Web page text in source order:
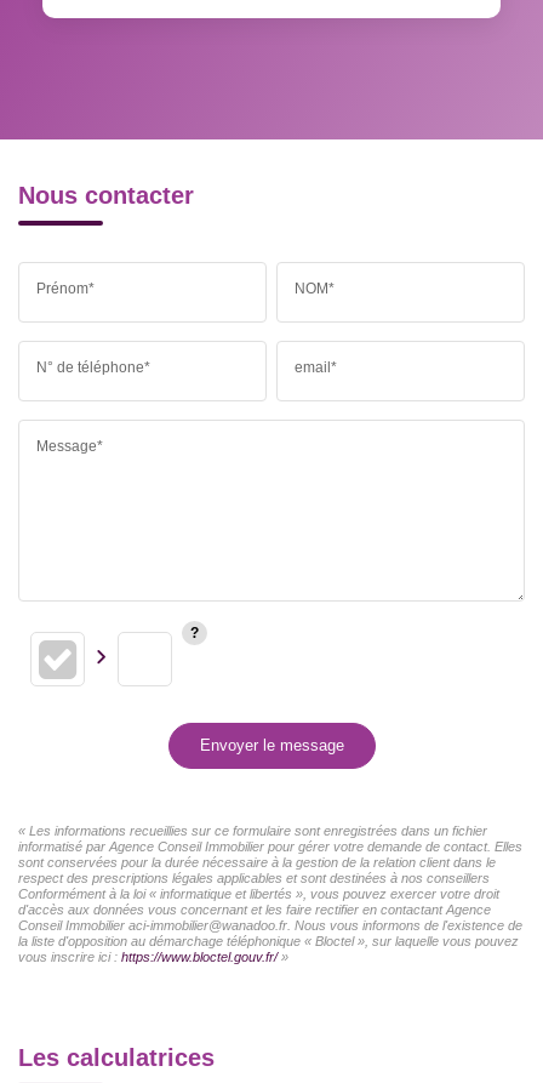
Nous contacter
Prénom* NOM*
N° de téléphone* email*
Message*
Envoyer le message
« Les informations recueillies sur ce formulaire sont enregistrées dans un fichier
informatisé par Agence Conseil Immobilier pour gérer votre demande de contact. Elles
sont conservées pour la durée nécessaire à la gestion de la relation client dans le
respect des prescriptions légales applicables et sont destinées à nos conseillers
Conformément à la loi « informatique et libertés », vous pouvez exercer votre droit
d'accès aux données vous concernant et les faire rectifier en contactant Agence
Conseil Immobilier aci-immobilier@wanadoo.fr. Nous vous informons de l'existence de
la liste d'opposition au démarchage téléphonique « Bloctel », sur laquelle vous pouvez
vous inscrire ici : https://www.bloctel.gouv.fr/»
Les calculatrices